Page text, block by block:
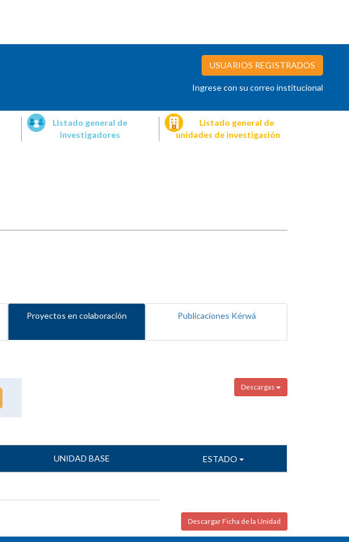
USUARIOS REGISTRADOS
Ingrese con su correo institucional
Listado general de
investigadores
Listado general de
unidades de investigación
Proyectos en colaboración Publicaciones Kérwá
Descargas
UNIDAD BASE ESTADO
Descargar Ficha de la Unidad